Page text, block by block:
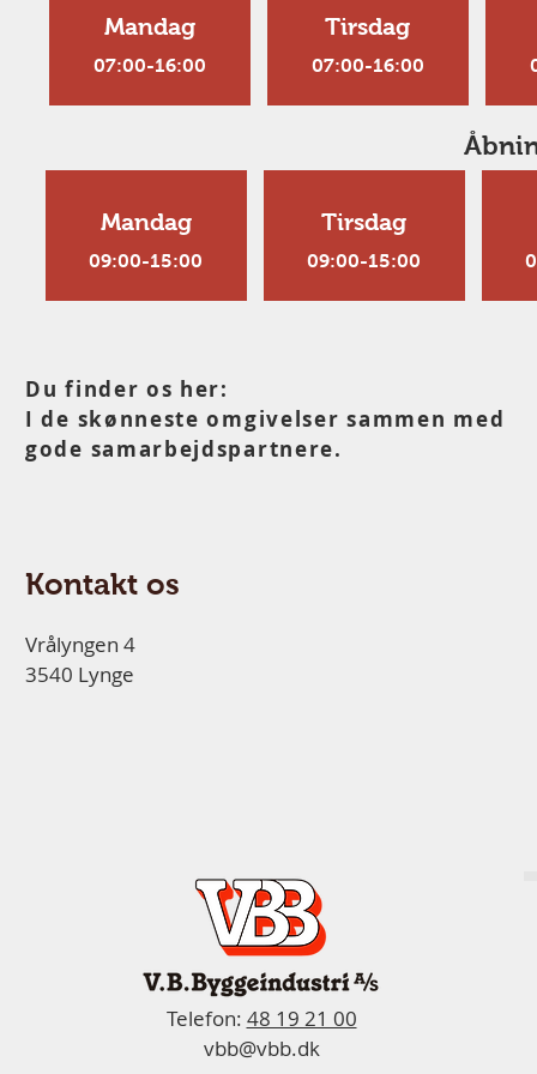
Mandag
07:00-16:00
Tirsdag
07:00-16:00
Mandag
09:00-15:00
Tirsdag
09:00-15:00
Vrålyngen 4
3540 Lynge
Kontakt os
Du finder os her:
I de skønneste omgivelser sammen med
gode samarbejdspartnere.
Telefon: 48 19 21 00
vbb@vbb.dk